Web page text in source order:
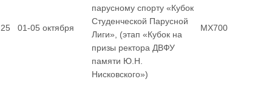
25 01-05 октября
парусному спорту «Кубок
Студенческой Парусной
Лиги», (этап «Кубок на
призы ректора ДВФУ
памяти Ю.Н.
Нисковского»)
MX700